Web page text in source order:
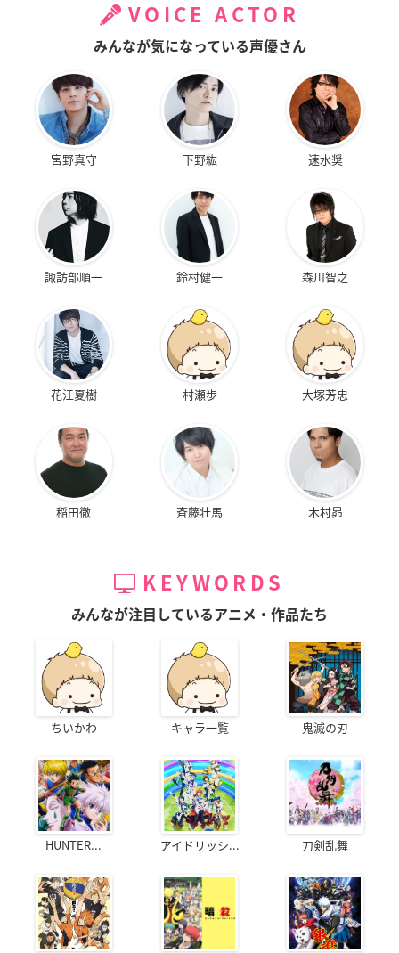
VOICE ACTOR
みんなが気になっている声優さん
宮野真守 下野紘 速水奨
諏訪部順一 鈴村健一 森川智之
花江夏樹 村瀬歩 大塚芳忠
稲田徹 斉藤壮馬 木村昴
KEYWORDS
みんなが注目しているアニメ・作品たち
ちいかわ キャラ一覧 鬼滅の刃
HUNTER... アイドリッシ... 刀剣乱舞